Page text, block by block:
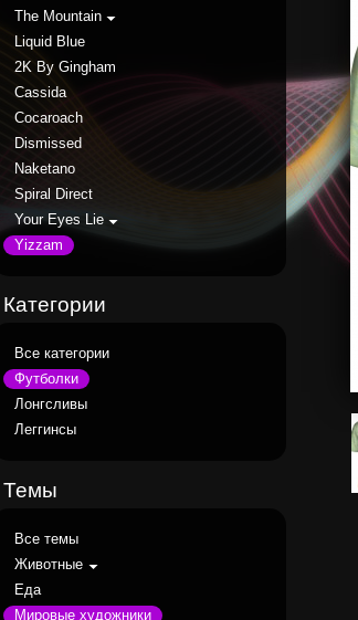
The Mountain
Liquid Blue
2K By Gingham
Cassida
Cocaroach
Dismissed
Naketano
Spiral Direct
Your Eyes Lie
Yizzam
Категории
Все категории
Футболки
Лонгсливы
Леггинсы
Темы
Все темы
Животные
Еда
Мировые художники